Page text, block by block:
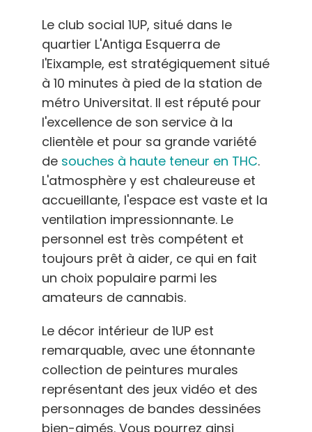
Le club social 1UP, situé dans le
quartier L'Antiga Esquerra de
l'Eixample, est stratégiquement situé
à 10 minutes à pied de la station de
métro Universitat. Il est réputé pour
l'excellence de son service à la
clientèle et pour sa grande variété
de souches à haute teneur en THC.
L'atmosphère y est chaleureuse et
accueillante, l'espace est vaste et la
ventilation impressionnante. Le
personnel est très compétent et
toujours prêt à aider, ce qui en fait
un choix populaire parmi les
amateurs de cannabis.
Le décor intérieur de 1UP est
remarquable, avec une étonnante
collection de peintures murales
représentant des jeux vidéo et des
personnages de bandes dessinées
bien-aimés. Vous pourrez ainsi